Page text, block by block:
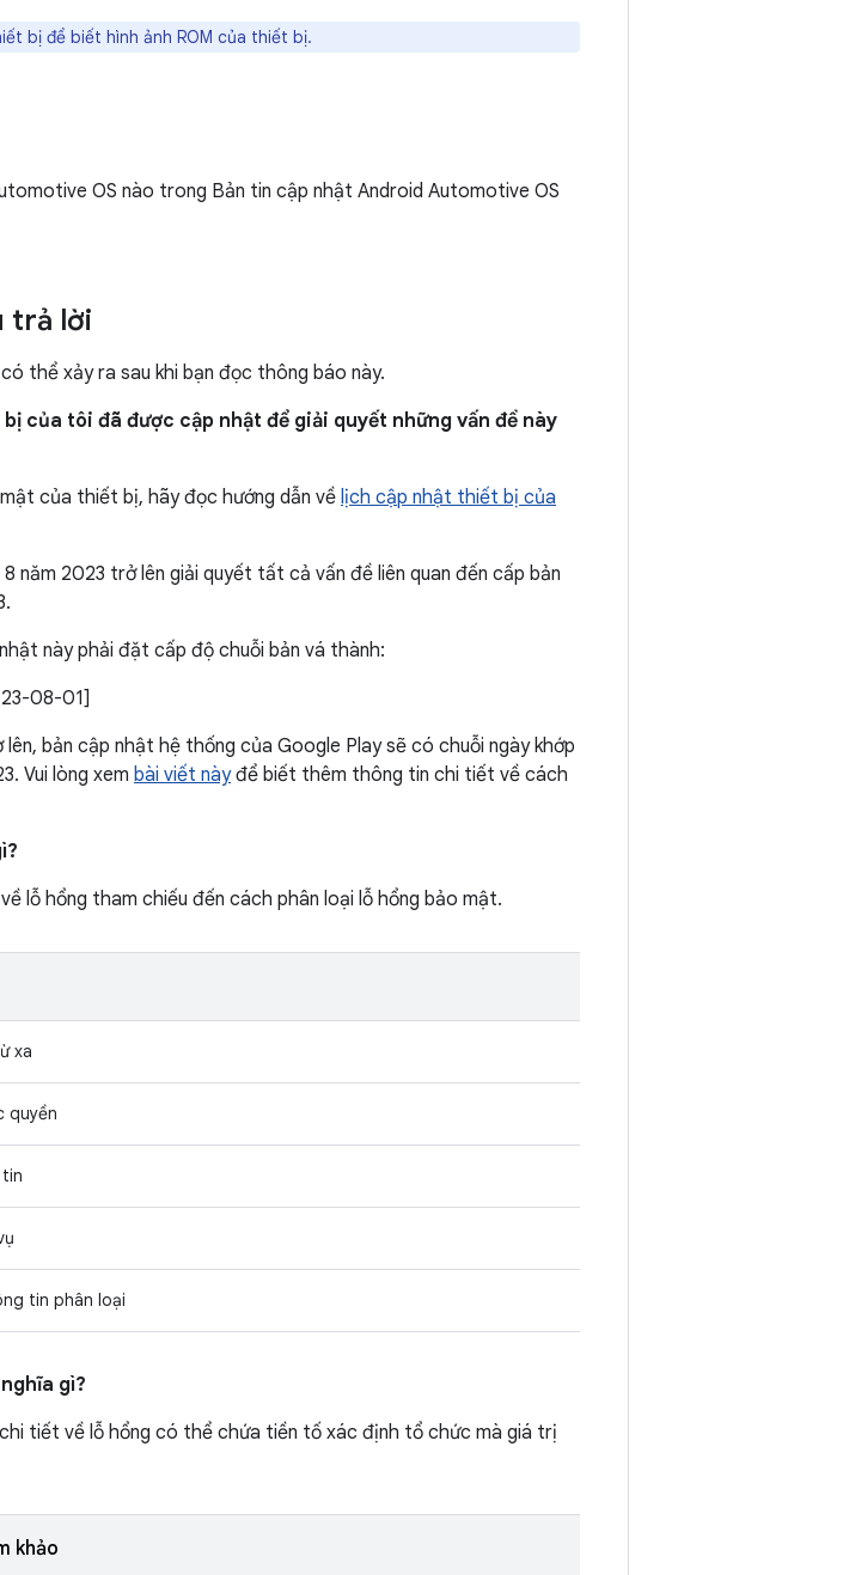
bị để biết hình ảnh ROM của thiết bị.
OS nào trong Bản tin cập nhật Android Automotive OS
trả lời
thể xảy ra sau khi bạn đọc thông báo này.
của tôi đã được cập nhật để giải quyết những vấn đề này
của thiết bị, hãy đọc hướng dẫn về lịch cập nhật thiết bị của
năm 2023 trở lên giải quyết tất cả vấn đề liên quan đến cấp bản
này phải đặt cấp độ chuỗi bản vá thành:
08-01]
bản cập nhật hệ thống của Google Play sẽ có chuỗi ngày khớp
Vui lòng xem bài viết nàyđể biết thêm thông tin chi tiết về cách
lỗ hổng tham chiếu đến cách phân loại lỗ hổng bảo mật.
xa
quyền
tin phân loại
gì?
tiết về lỗ hổng có thể chứa tiền tố xác định tổ chức mà giá trị
khảo